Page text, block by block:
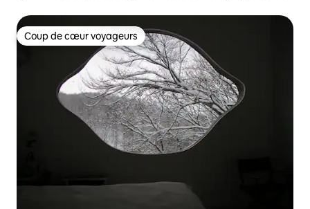
Coup de cœur voyageurs
Coup de cœur voyageurs